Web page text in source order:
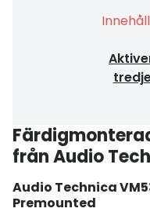
från Audio
Audio Technica
Premounted